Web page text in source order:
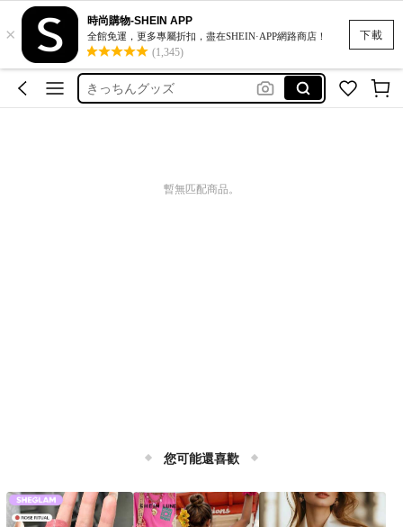
下載
×
時尚購物-SHEIN APP
全館免運，更多專屬折扣，盡在SHEIN·APP網路商店！
(1,345)
小物ケース
ティッシュケース
きっちんグッズ
ブランドバッグコピー
暫無匹配商品。
您可能還喜歡